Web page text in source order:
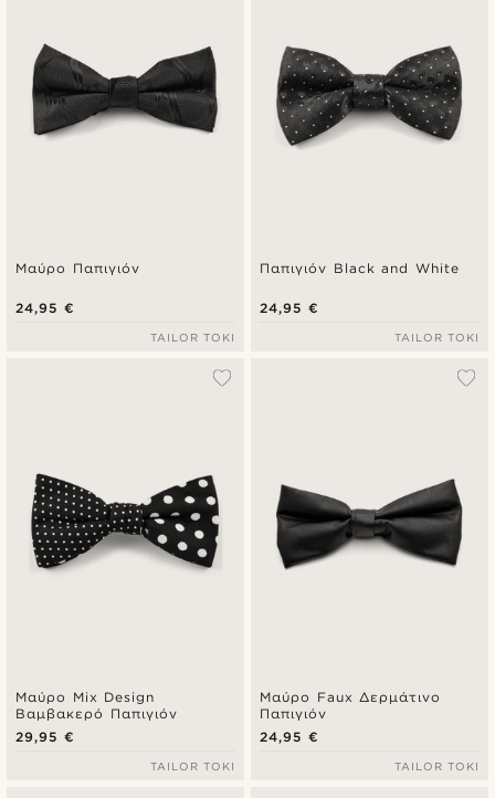
Μαύρο Παπιγιόν
24,95 €
TAILOR TOKI
Παπιγιόν Black and White
24,95 €
TAILOR TOKI
Μαύρο Mix Design
Βαμβακερό Παπιγιόν
29,95 €
TAILOR TOKI
Μαύρο Faux Δερμάτινο
Παπιγιόν
24,95 €
TAILOR TOKI